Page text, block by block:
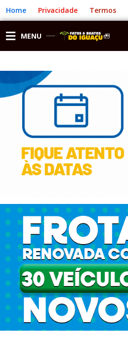
para
o
conteúdo
Home Privacidade Termos
MENU